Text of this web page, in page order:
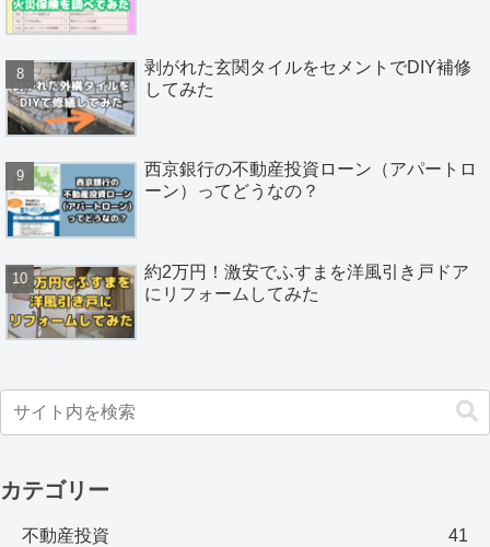
剥がれた玄関タイルをセメントでDIY補修
してみた
西京銀行の不動産投資ローン（アパートロ
ーン）ってどうなの？
約2万円！激安でふすまを洋風引き戸ドア
にリフォームしてみた
カテゴリー
不動産投資 41